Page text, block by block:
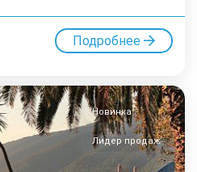
Подробнее
Новинка
Лидер продаж